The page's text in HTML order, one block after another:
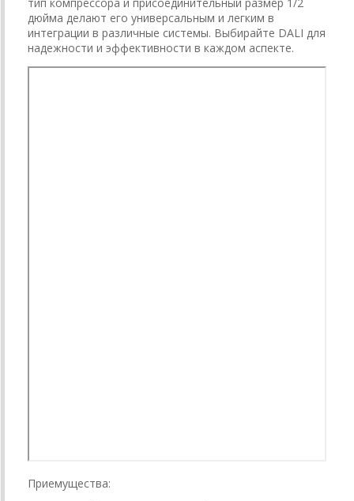
тип компрессора и присоединительный размер 1/2
дюйма делают его универсальным и легким в
интеграции в различные системы. Выбирайте DALI для
надежности и эффективности в каждом аспекте.
Приемущества: